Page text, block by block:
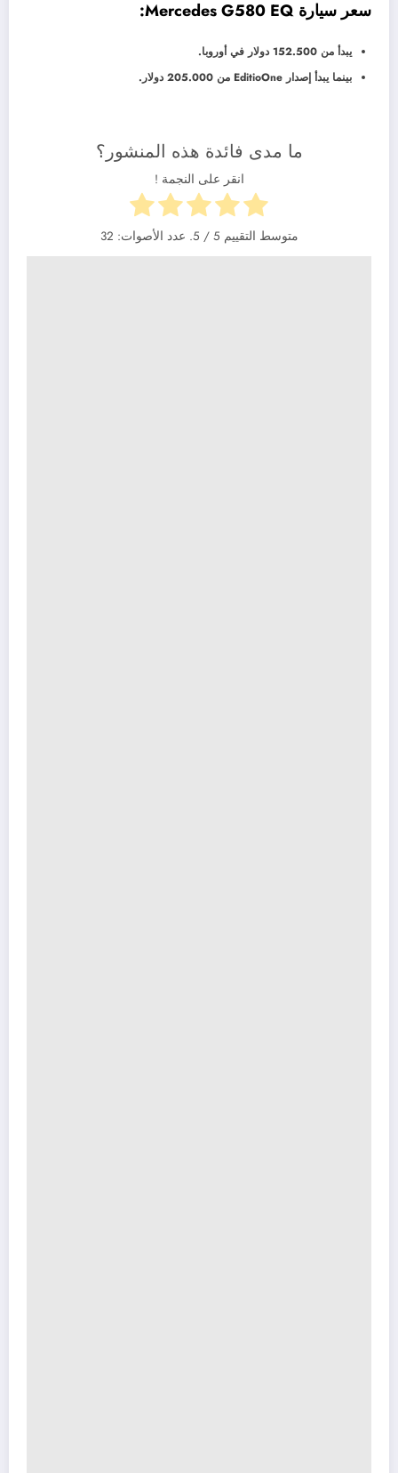
سعر سيارة Mercedes G580 EQ:
يبدأ من 152.500 دولار في أوروبا.
بينما يبدأ إصدار EditioOne من 205.000 دولار.
ما مدى فائدة هذه المنشور؟
انقر على النجمة !
متوسط التقييم 5 / 5. عدد الأصوات: 32